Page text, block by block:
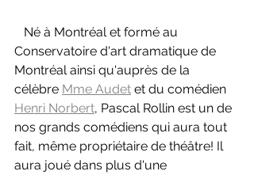
Conservatoire d'art dramatique de
Montréal ainsi qu'auprès de la
célèbre Mme Audet et du comédien
Henri Norbert, Pascal Rollin est un de
nos grands comédiens qui aura tout
fait, même propriétaire de théâtre! Il
aura joué dans plus d'une